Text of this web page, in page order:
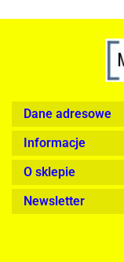
Dane adresowe
Informacje
O sklepie
Newsletter